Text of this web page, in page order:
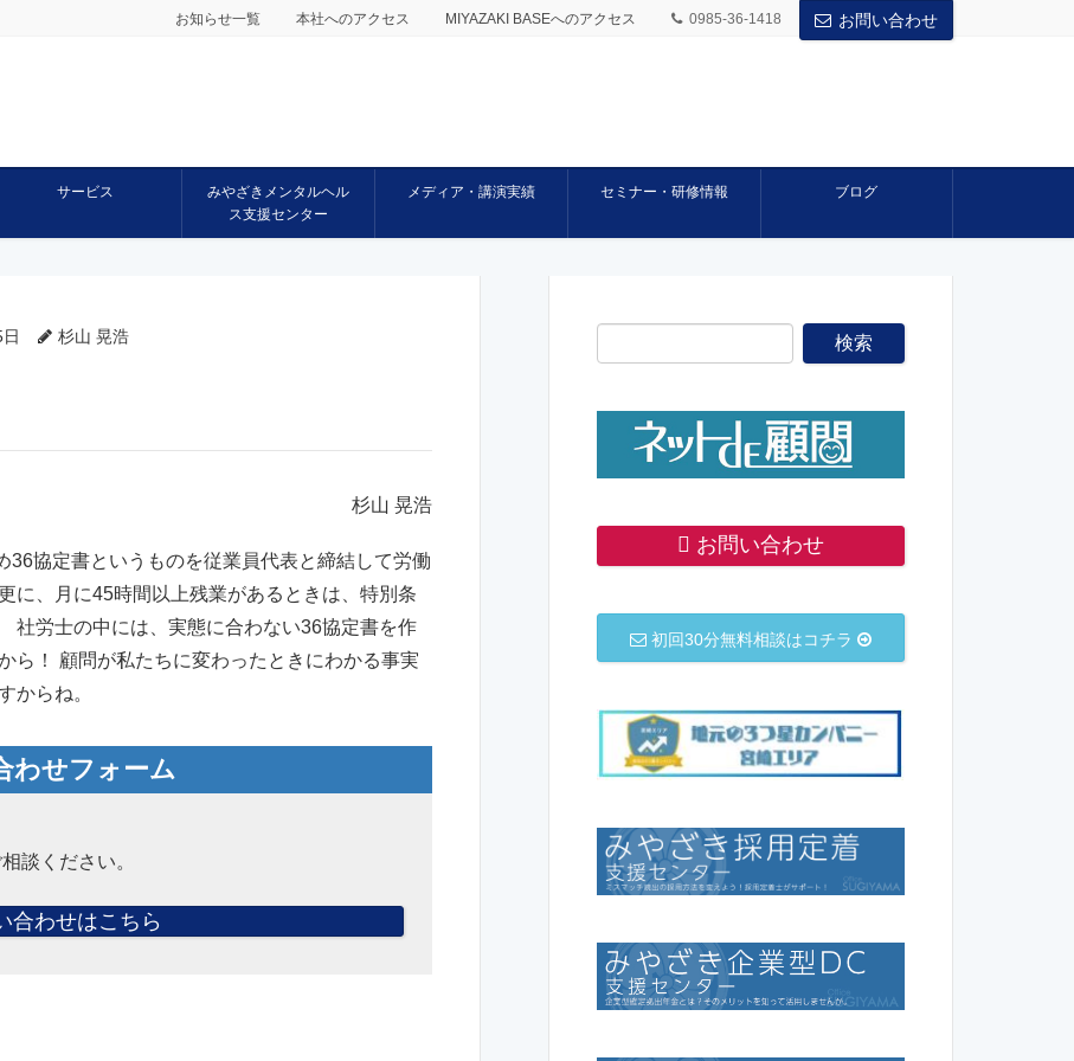
お知らせ一覧 本社へのアクセス MIYAZAKI BASEへのアクセス 0985-36-1418 お問い合わせ
サービス
みやざきメンタルヘル
ス支援センター
メディア・講演実績 セミナー・研修情報 ブログ
杉山 晃浩
杉山 晃浩
協定書というものを従業員代表と締結して労働
に、月に45時間以上残業があるときは、特別条
社労士の中には、実態に合わない36協定書を作
ら！ 顧問が私たちに変わったときにわかる事実
からね。
わせフォーム
談ください。
合わせはこちら
お問い合わせ
初回30分無料相談はコチラ